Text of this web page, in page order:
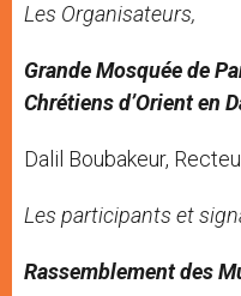
Les Organisateurs,
Grande Mosquée de
Chrétiens d’Orient en
Dalil Boubakeur,
Les participants et
Rassemblement des